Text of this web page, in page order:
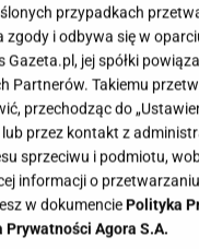
wyborem zarówno na
dzień. Baleriny
designem, który
najgorętsze dni. W
lub jeansami
świetne
przypadkach
zgody i odbywa się w
Gazeta.pl, jej spółki
Partnerów. Takiemu
przechodząc do
przez kontakt z
sprzeciwu i podmiotu,
informacji o
w dokumenciePolityka
Prywatności Agora S.A.